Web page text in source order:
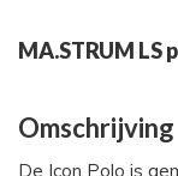
MA.STRUM LS
Omschrijving
De Icon Polo is